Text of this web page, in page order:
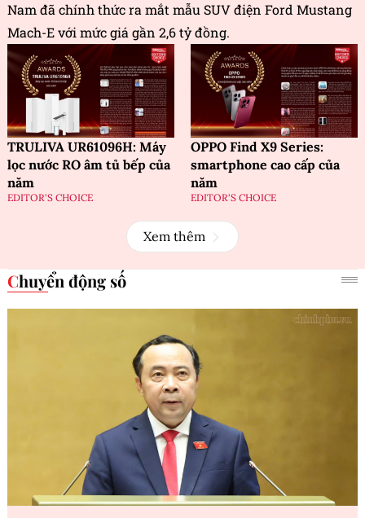
Nam đã chính thức ra mắt mẫu SUV điện Ford Mustang
Mach-E với mức giá gần 2,6 tỷ đồng.
TRULIVA UR61096H: Máy
lọc nước RO âm tủ bếp của
năm
EDITOR'S CHOICE
OPPO Find X9 Series:
smartphone cao cấp của
năm
EDITOR'S CHOICE
Xem thêm
Chuyển động số